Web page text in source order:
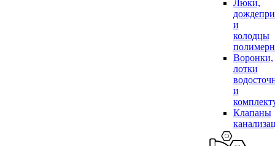
Люки,
и
колодцы
Воронки,
лотки
и
Клапаны